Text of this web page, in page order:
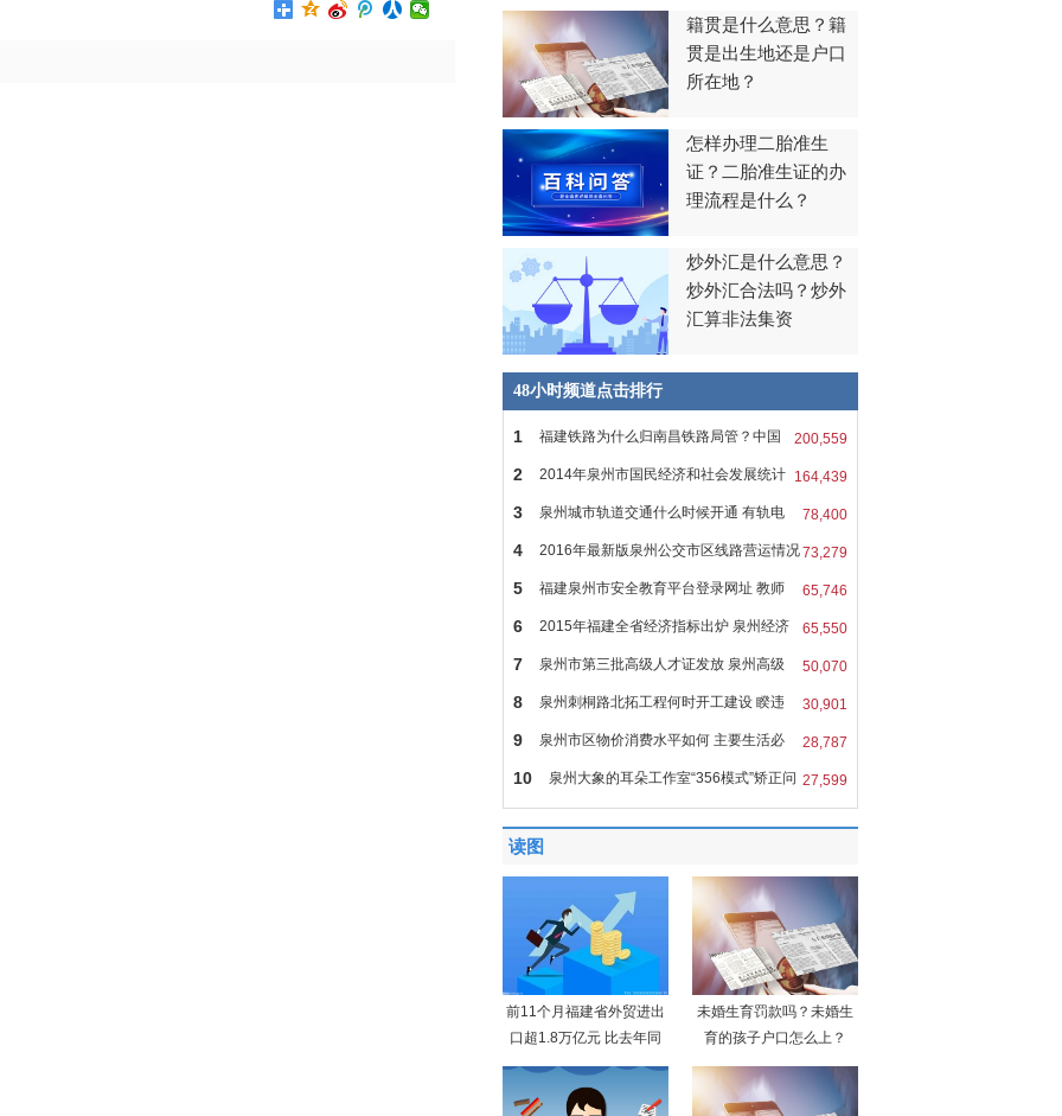
籍贯是什么意思？籍
贯是出生地还是户口
所在地？
怎样办理二胎准生
证？二胎准生证的办
理流程是什么？
炒外汇是什么意思？
炒外汇合法吗？炒外
汇算非法集资
48小时频道点击排行
200,559
1 福建铁路为什么归南昌铁路局管？中国
18 164,439
2 2014年泉州市国民经济和社会发展统计
公报 78,400
3 泉州城市轨道交通什么时候开通 有轨电
73,279
4 2016年最新版泉州公交市区线路营运情况
65,746
5 福建泉州市安全教育平台登录网址 教师
65,550
6 2015年福建全省经济指标出炉 泉州经济
50,070
7 泉州市第三批高级人才证发放 泉州高级
30,901
8 泉州刺桐路北拓工程何时开工建设 睽违
28,787
9 泉州市区物价消费水平如何 主要生活必
27,599
10 泉州大象的耳朵工作室“356模式”矫正问
读图
前11个月福建省外贸进出
口超1.8万亿元 比去年同
未婚生育罚款吗？未婚生
育的孩子户口怎么上？